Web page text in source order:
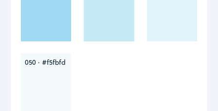
050 · #f5fbfd